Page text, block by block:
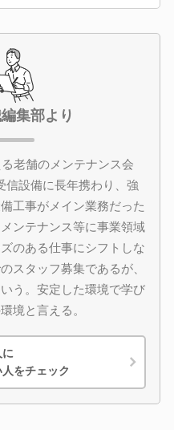
集部より
老舗のメンテナンス会
信設備に長年携わり、強
工事がメイン業務だった
ンテナンス等に事業領域
のある仕事にシフトしな
スタッフ募集であるが、
う。安定した環境で学び
境と言える。
をチェック